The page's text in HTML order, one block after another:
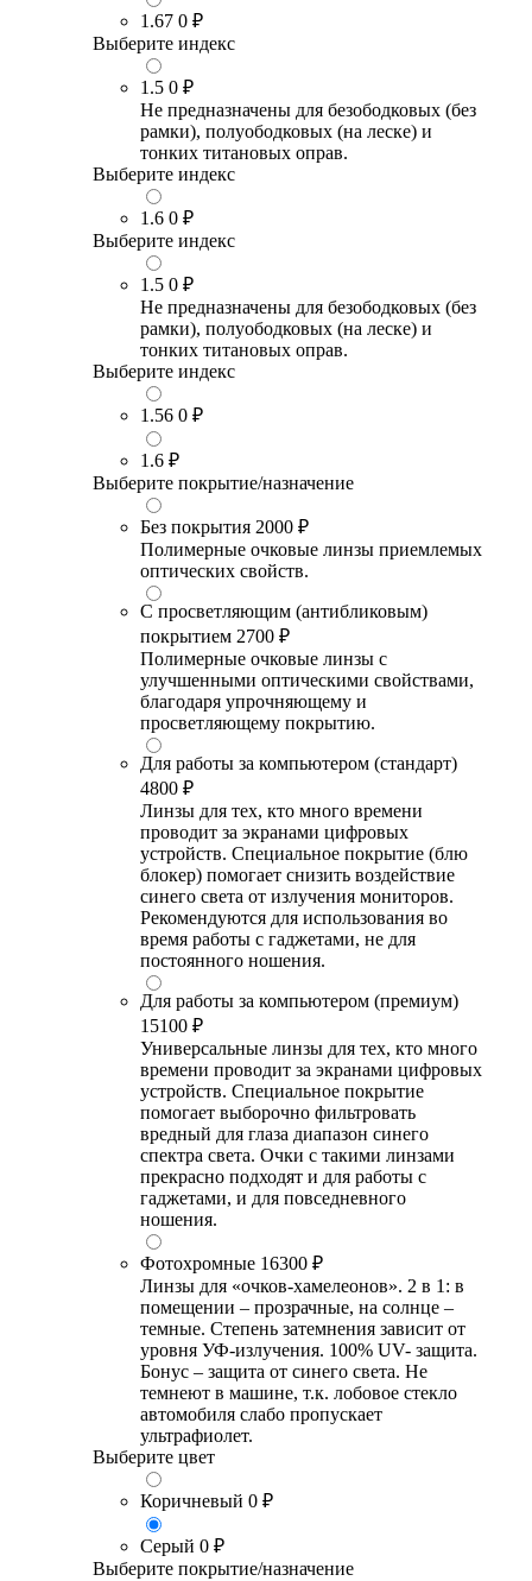
1.67 0 ₽
Выберите индекс
1.5 0 ₽
Не предназначены для безободковых (без
рамки), полуободковых (на леске) и
тонких титановых оправ.
Выберите индекс
1.6 0 ₽
Выберите индекс
1.5 0 ₽
Не предназначены для безободковых (без
рамки), полуободковых (на леске) и
тонких титановых оправ.
Выберите индекс
1.56 0 ₽
1.6 ₽
Выберите покрытие/назначение
Без покрытия 2000 ₽
Полимерные очковые линзы приемлемых
оптических свойств.
С просветляющим (антибликовым)
покрытием 2700 ₽
Полимерные очковые линзы с
улучшенными оптическими свойствами,
благодаря упрочняющему и
просветляющему покрытию.
Для работы за компьютером (стандарт)
4800 ₽
Линзы для тех, кто много времени
проводит за экранами цифровых
устройств. Специальное покрытие (блю
блокер) помогает снизить воздействие
синего света от излучения мониторов.
Рекомендуются для использования во
время работы с гаджетами, не для
постоянного ношения.
Для работы за компьютером (премиум)
15100 ₽
Универсальные линзы для тех, кто много
времени проводит за экранами цифровых
устройств. Специальное покрытие
помогает выборочно фильтровать
вредный для глаза диапазон синего
спектра света. Очки с такими линзами
прекрасно подходят и для работы с
гаджетами, и для повседневного
ношения.
Фотохромные 16300 ₽
Линзы для «очков-хамелеонов». 2 в 1: в
помещении – прозрачные, на солнце –
темные. Степень затемнения зависит от
уровня УФ-излучения. 100% UV- защита.
Бонус – защита от синего света. Не
темнеют в машине, т.к. лобовое стекло
автомобиля слабо пропускает
ультрафиолет.
Выберите цвет
Коричневый 0 ₽
Серый 0 ₽
Выберите покрытие/назначение